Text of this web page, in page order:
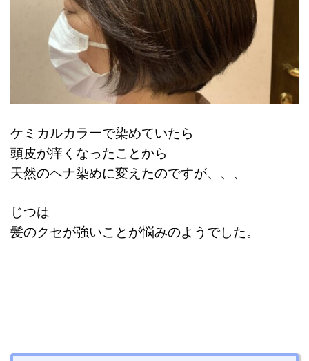
ケミカルカラーで染めていたら
頭皮が痒くなったことから
天然のヘナ染めに変えたのですが、、、
じつは
髪のクセが強いことが悩みのようでした。